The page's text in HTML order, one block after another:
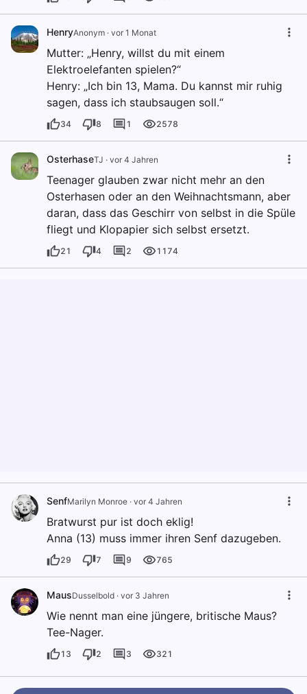
HenryAnonym · vor 1 Monat
Mutter: „Henry, willst du mit einem
Elektroelefanten spielen?“
Henry: „Ich bin 13, Mama. Du kannst mir ruhig
sagen, dass ich staubsaugen soll.“
34 8 1 2578
OsterhaseTJ · vor 4 Jahren
Teenager glauben zwar nicht mehr an den
Osterhasen oder an den Weihnachtsmann, aber
daran, dass das Geschirr von selbst in die Spüle
fliegt und Klopapier sich selbst ersetzt.
21 4 2 1174
SenfMarilyn Monroe · vor 4 Jahren
Bratwurst pur ist doch eklig!
Anna (13) muss immer ihren Senf dazugeben.
29 7 9 765
MausDusselbold · vor 3 Jahren
Wie nennt man eine jüngere, britische Maus?
Tee-Nager.
13 2 3 321